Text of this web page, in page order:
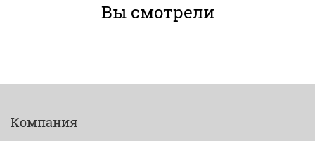
Вы смотрели
Компания